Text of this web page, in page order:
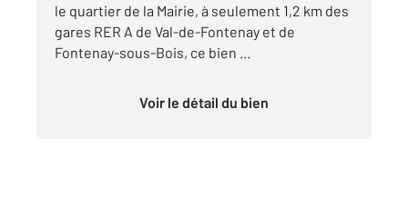
le quartier de la Mairie, à seulement 1,2 km des
gares RER A de Val-de-Fontenay et de
Fontenay-sous-Bois, ce bien ...
Voir le détail du bien